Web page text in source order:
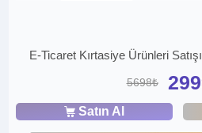
E-Ticaret Kırtasiye Ürünleri
5698₺
Satın Al